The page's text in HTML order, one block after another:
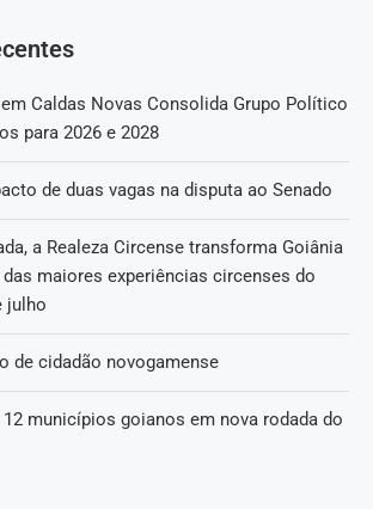
Caldas Novas Consolida Grupo Político
para 2026 e 2028
de duas vagas na disputa ao Senado
a Realeza Circense transforma Goiânia
maiores experiências circenses do
julho
de cidadão novogamense
municípios goianos em nova rodada do